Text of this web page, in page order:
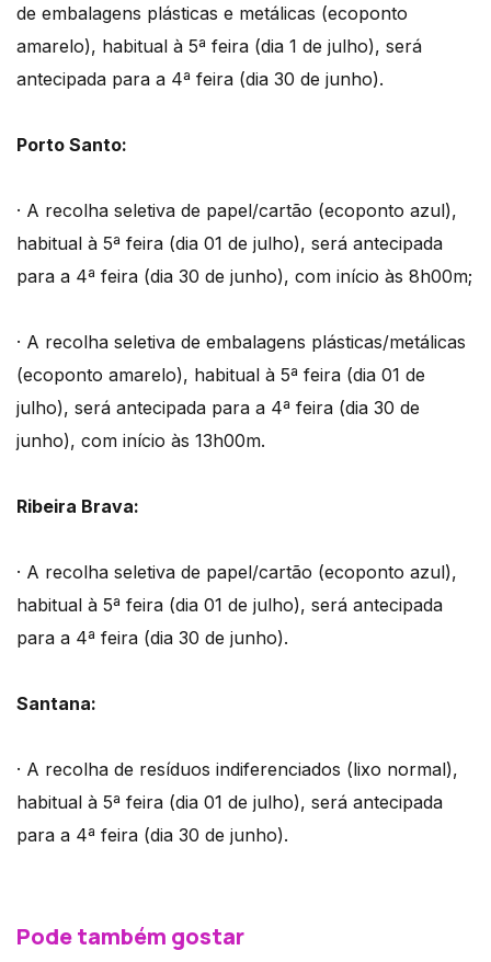
de embalagens plásticas e metálicas (ecoponto
amarelo), habitual à 5ª feira (dia 1 de julho), será
antecipada para a 4ª feira (dia 30 de junho).
Porto Santo:
· A recolha seletiva de papel/cartão (ecoponto azul),
habitual à 5ª feira (dia 01 de julho), será antecipada
para a 4ª feira (dia 30 de junho), com início às 8h00m;
· A recolha seletiva de embalagens plásticas/metálicas
(ecoponto amarelo), habitual à 5ª feira (dia 01 de
julho), será antecipada para a 4ª feira (dia 30 de
junho), com início às 13h00m.
Ribeira Brava:
· A recolha seletiva de papel/cartão (ecoponto azul),
habitual à 5ª feira (dia 01 de julho), será antecipada
para a 4ª feira (dia 30 de junho).
Santana:
· A recolha de resíduos indiferenciados (lixo normal),
habitual à 5ª feira (dia 01 de julho), será antecipada
para a 4ª feira (dia 30 de junho).
Pode também gostar